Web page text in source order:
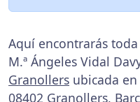
Aquí encontrarás
M.ª Ángeles Vidal
Granollers ubicada en
08402 Granollers,